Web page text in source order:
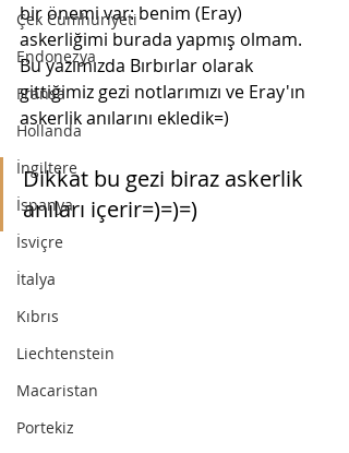
Çek Cumhuriyeti
Endonezya
Fransa
Hollanda
İngiltere
İspanya
İsviçre
İtalya
Kıbrıs
Liechtenstein
Macaristan
Portekiz
bir önemi var: benim (Eray)
askerliğimi burada yapmış olmam.
Bu yazımızda Bırbırlar olarak
gittiğimiz gezi notlarımızı ve Eray'ın
askerlik anılarını ekledik=)
Dikkat bu gezi biraz askerlik
anıları içerir=)=)=)